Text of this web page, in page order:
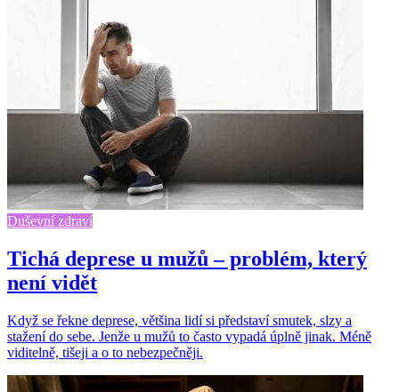
Duševní zdraví
Tichá deprese u mužů – problém, který
není vidět
Když se řekne deprese, většina lidí si představí smutek, slzy a
stažení do sebe. Jenže u mužů to často vypadá úplně jinak. Méně
viditelně, tišeji a o to nebezpečněji.